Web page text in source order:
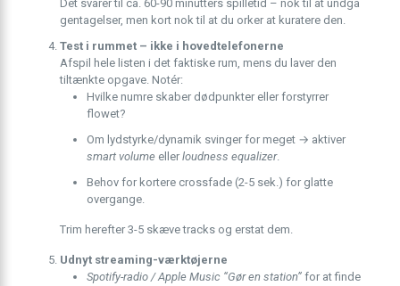
Det svarer til ca. 60-90 minutters spilletid – nok til at undgå
gentagelser, men kort nok til at du orker at kuratere den.
Test i rummet – ikke i hovedtelefonerne
Afspil hele listen i det faktiske rum, mens du laver den
tiltænkte opgave. Notér:
Hvilke numre skaber dødpunkter eller forstyrrer
flowet?
Om lydstyrke/dynamik svinger for meget → aktiver
smart volumeeller loudness equalizer.
Behov for kortere crossfade (2-5 sek.) for glatte
overgange.
Trim herefter 3-5 skæve tracks og erstat dem.
Udnyt streaming-værktøjerne
Spotify-radio / Apple Music “Gør en station”for at finde